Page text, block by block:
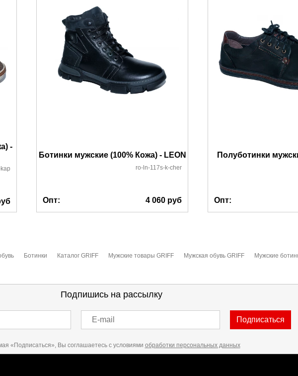
с Почтой Росии и СДЭК.
ознакомитьсяздесь
-
Ботинки мужские (100% Кожа) - LEON
ro-ln-117s-k-cher
Опт: 4 060 руб
Полуботинки
Опт:
Ботинки Каталог GRIFF Мужские товары GRIFF Мужская обувь GRIFF Мужские
Подпишись на рассылку
E-mail Подписаться
«Подписаться», Вы соглашаетесь с условиями обработки персональных данных